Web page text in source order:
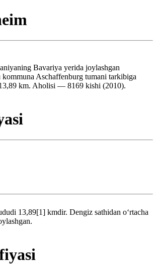
Bavariya yerida joylashgan
Aschaffenburg tumani tarkibiga
km. Aholisi — 8169 kishi (2010).
13,89[1] kmdir. Dengiz sathidan oʻrtacha